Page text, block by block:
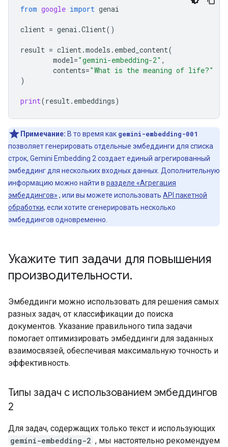
from google import genai
client = genai .Client()
result = client.models . embed_content(
model="gemini-embedding-2" ,
contents="What is the meaning of life?"
)
print(result. embeddings)
Примечание: В то время как gemini-embedding-001
позволяет генерировать отдельные эмбеддинги для списка
строк, Gemini Embedding 2 создает единый агрегированный
эмбеддинг для нескольких входных данных. Дополнительную
информацию можно найти в разделе «Агрегация
эмбеддингов» , или вы можете использовать API пакетной
обработки, если хотите сгенерировать несколько
эмбеддингов одновременно.
Укажите тип задачи для повышения
производительности.
Эмбеддинги можно использовать для решения самых
разных задач, от классификации до поиска
документов. Указание правильного типа задачи
помогает оптимизировать эмбеддинги для заданных
взаимосвязей, обеспечивая максимальную точность и
эффективность.
Типы задач с использованием эмбеддингов
2
Для задач, содержащих только текст и использующих
gemini-embedding-2 , мы настоятельно рекомендуем